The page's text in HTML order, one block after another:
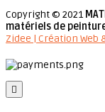
Copyright © 2021
matériels de
Zidee | Création Web
